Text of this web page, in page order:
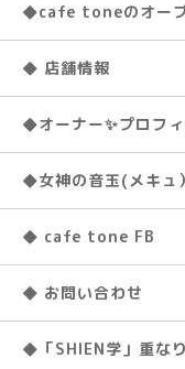
◆cafe toneのオー
◆ 店舗情報
◆オーナー✨プロフ
◆女神の音玉(メキュ）
◆ cafe tone FB
◆ お問い合わせ
◆「SHIEN学」重な